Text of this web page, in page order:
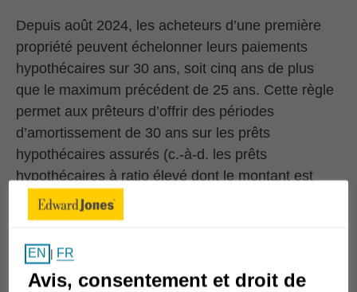
Depuis août 2024, les acheteurs d’une première
propriété peuvent échelonner leurs paiements
hypothécaires sur 30 ans, soit cinq ans de plus
que le maximum précédent de 25 ans. Cette règle
permet aux prêteurs d’offrir des périodes
d’amortissement de 30 ans sur les prêts
hypothécaires assurés (c.-à-d. les prêts
hypothécaires à ratio élevé dont le montant est
supérieur à 80 % du prix d’achat) aux acheteurs
d’une première propriété nouvellement construite.
En décembre 2024, cette mesure a été étendue à
tous les acheteurs d’une première propriété ainsi
qu’à tous les acheteurs de propriétés nouvellement
EN | FR
Avis, consentement et droit de